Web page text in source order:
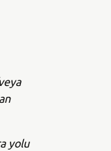
yolu